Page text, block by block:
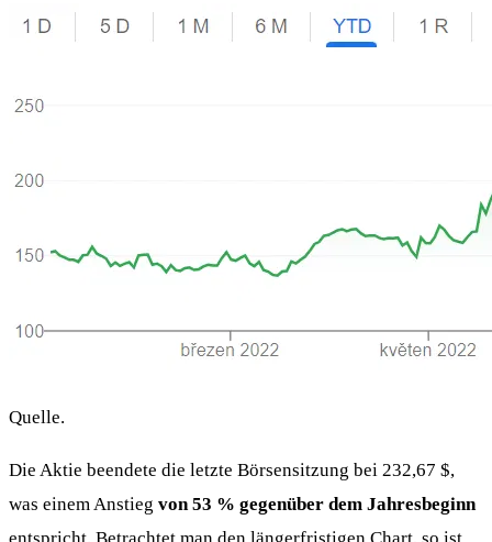
Quelle.
Die Aktie beendete die letzte Börsensitzung bei 232,67 $,
was einem Anstieg von 53 % gegenüber dem Jahresbeginn
entspricht. Betrachtet man den längerfristigen Chart, so ist